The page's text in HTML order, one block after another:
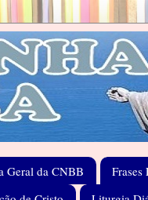
Geral da CNBB
Frases